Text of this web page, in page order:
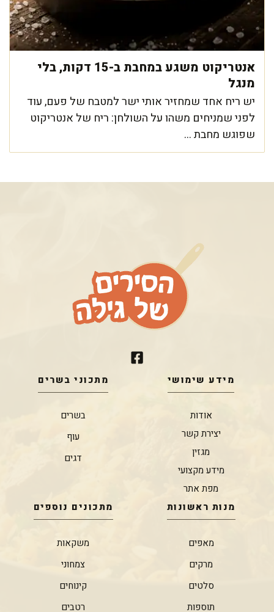
אנטריקוט משגע במחבת ב-15 דקות, בלי
מנגל
יש ריח אחד שמחזיר אותי ישר למטבח של פעם, עוד
לפני שמניחים משהו על השולחן: ריח של אנטריקוט
שפוגש מחבת ...
מידע שימושי
אודות
יצירת קשר
מגזין
מידע מקצועי
מפת אתר
מתכוני בשרים
בשרים
עוף
דגים
מנות ראשונות
מאפים
מרקים
סלטים
תוספות
מתכונים נוספים
משקאות
צמחוני
קינוחים
רטבים